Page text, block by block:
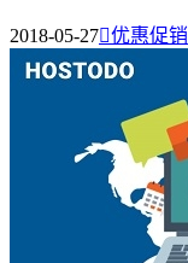
2018-05-27优惠促销